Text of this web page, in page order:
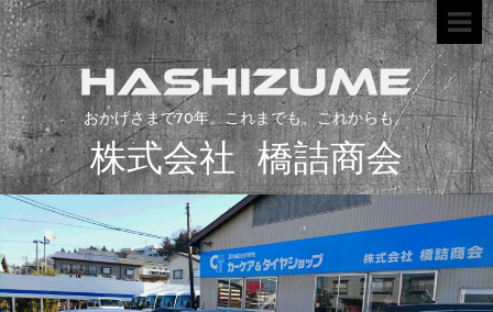
おかげさまで70年。これまでも、これからも。
株式会社 橋詰商会